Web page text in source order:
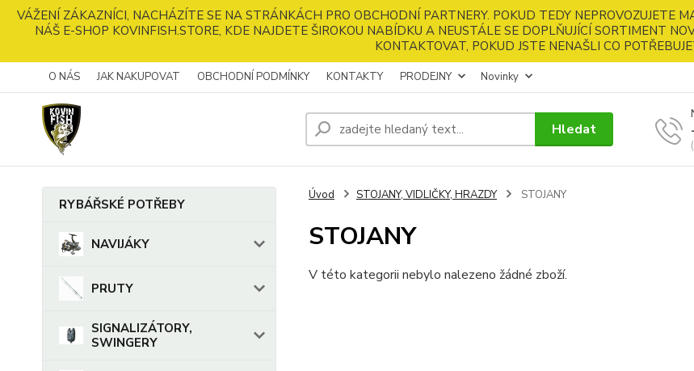
VÁŽENÍ ZÁKAZNÍCI, NACHÁZÍTE SE NA STRÁNKÁCH PRO OBCHODNÍ PARTNERY. POKUD TEDY NEPROVOZUJETE
NÁŠ E-SHOP KOVINFISH.STORE, KDE NAJDETE ŠIROKOU NABÍDKU A NEUSTÁLE SE DOPLŇUJÍCÍ SORTIMENT
KONTAKTOVAT, POKUD JSTE NENAŠLI CO
O NÁS JAK NAKUPOVAT OBCHODNÍ PODMÍNKY KONTAKTY PRODEJNY Novinky
Hledat
RYBÁŘSKÉ POTŘEBY
NAVIJÁKY
PRUTY
SIGNALIZÁTORY,
SWINGERY
Úvod STOJANY, VIDLIČKY, HRAZDY STOJANY
STOJANY
V této kategorii nebylo nalezeno žádné zboží.